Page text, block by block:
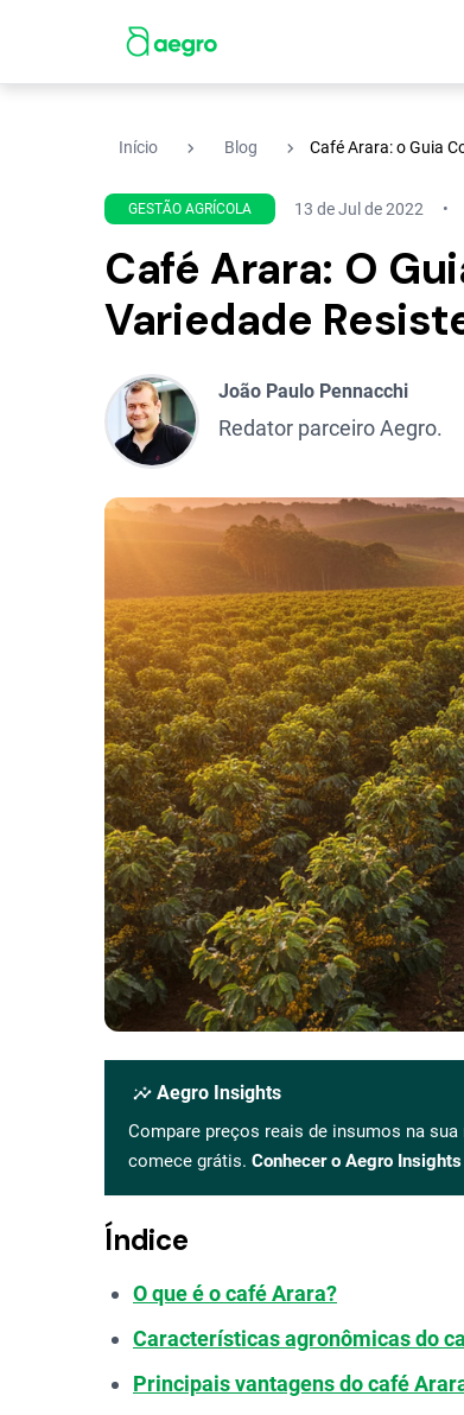
Início navigate_next Blog navigate_next Café Arara: o Guia
GESTÃO AGRÍCOLA 13 de Jul de 2022
Café Arara: O
Variedade
João Paulo Pennacchi
Redator parceiro Aegro.
insights Aegro Insights
Compare preços reais de insumos na
comece grátis. Conhecer o Aegro Insights
Índice
O que é o café Arara?
Características agronômicas do
Principais vantagens do café